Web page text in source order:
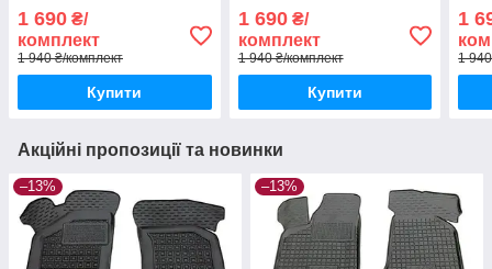
21099 Автогум
1 690 ₴/
комплект
1 940 ₴/комплект
Купити
2112 Автогум
1 690₴/
комплект
1 940 ₴/комплект
Купити
1
1
Акційні пропозиції та новинки
–13% –13%